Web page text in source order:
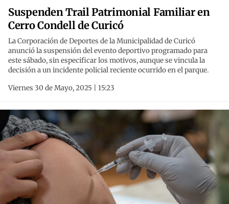
Suspenden Trail Patrimonial Familiar en
Cerro Condell de Curicó
La Corporación de Deportes de la Municipalidad de Curicó
anunció la suspensión del evento deportivo programado para
este sábado, sin especificar los motivos, aunque se vincula la
decisión a un incidente policial reciente ocurrido en el parque.
Viernes 30 de Mayo, 2025 | 15:23